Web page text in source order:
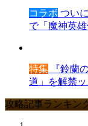
コラボ つい
で「魔神英
特集 『鈴蘭
道」を解禁
攻略記事ランキン